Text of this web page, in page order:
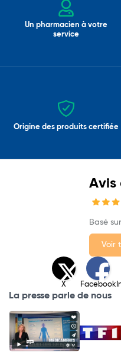
Un pharmacien à votre
service
Origine des produits certifiée
Avis
Basé
Voir
X Facebook
La presse parle de nous